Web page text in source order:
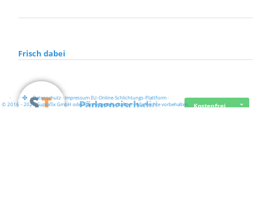
Frisch dabei
Pädagogisch-did… Kostenfrei
· · ·Datenschutz·Impressum EU-Online-Schlichtungs-Plattform·
© 2016 - 2026 SupraTix GmbH oder Partnergesellschaften - Alle Rechte vorbehalten.